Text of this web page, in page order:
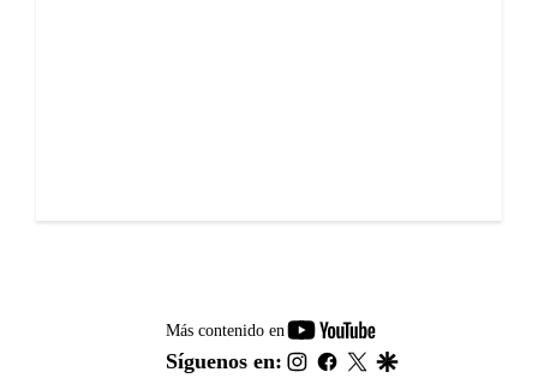
Más contenido en
youtube-
footer
Síguenos en: instagram
facebook
twitter